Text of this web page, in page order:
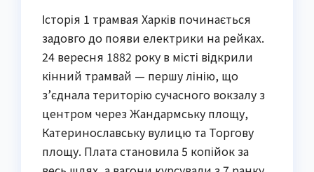
Історія 1 трамвая Харків починається
задовго до появи електрики на рейках.
24 вересня 1882 року в місті відкрили
кінний трамвай — першу лінію, що
з’єднала територію сучасного вокзалу з
центром через Жандармську площу,
Катеринославську вулицю та Торгову
площу. Плата становила 5 копійок за